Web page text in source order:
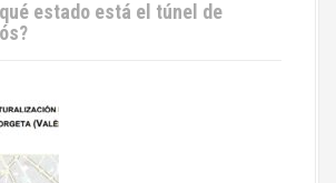
estado está el túnel de